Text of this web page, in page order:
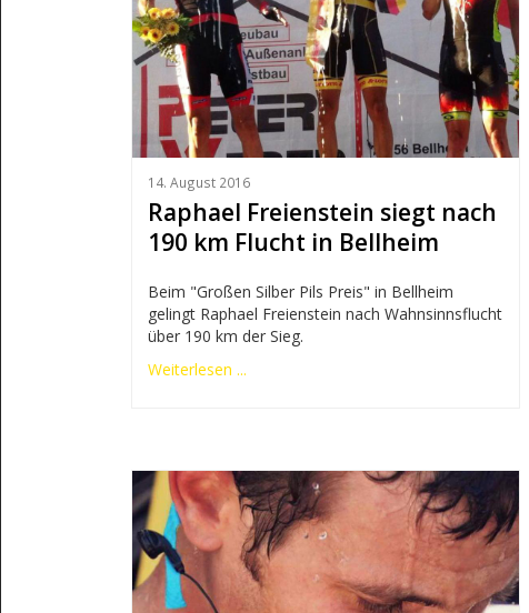
14. August 2016
Raphael Freienstein siegt nach
190 km Flucht in Bellheim
Beim "Großen Silber Pils Preis" in Bellheim
gelingt Raphael Freienstein nach Wahnsinnsflucht
über 190 km der Sieg.
Weiterlesen ...